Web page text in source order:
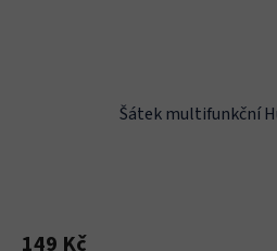
Šátek multifunkční